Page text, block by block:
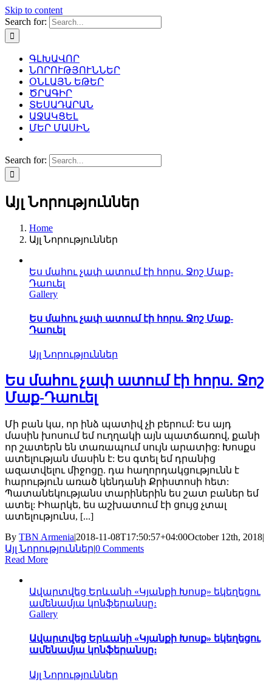
Skip to content
Search for:
ԳԼԽԱՎՈՐ
ՆՈՐՈՒԹՅՈՒՆՆԵՐ
ՕՆԼԱՅՆ ԵԹԵՐ
ԾՐԱԳԻՐ
ՏԵՍԱԴԱՐԱՆ
ԱՋԱԿՑԵԼ
ՄԵՐ ՄԱՍԻՆ
Search for:
Այլ Նորություններ
Home
Այլ Նորություններ
Ես մահու չափ ատում էի հորս. Ջոշ Մաք-
Դաուել
Gallery
Ես մահու չափ ատում էի հորս. Ջոշ Մաք-
Դաուել
Այլ Նորություններ
Ես մահու չափ ատում էի հորս. Ջոշ
Մաք-Դաուել
Մի բան կա, որ ինձ պատիվ չի բերում: Ես այդ
մասին խոսում եմ ուղղակի այն պատճառով, քանի
որ շատերն են տառապում սույն արատից: Խոսքս
ատելության մասին է: Ես գտել եմ դրանից
ազատվելու միջոցը. դա հաղորդակցությունն է
հարություն առած կենդանի Քրիստոսի հետ:
Պատանեկությանս տարիներին ես շատ բաներ եմ
ատել: Իհարկե, ես աշխատում էի ցույց չտալ
ատելությունս, [...]
By TBN Armenia|2018-11-08T17:50:57+04:00October 12th, 2018|
Այլ Նորություններ|0 Comments
Read More
Ավարտվեց Երևանի «Կյանքի Խոսք» եկեղեցու
ամենամյա կոնֆերանսը։
Gallery
Ավարտվեց Երևանի «Կյանքի Խոսք» եկեղեցու
ամենամյա կոնֆերանսը։
Այլ Նորություններ